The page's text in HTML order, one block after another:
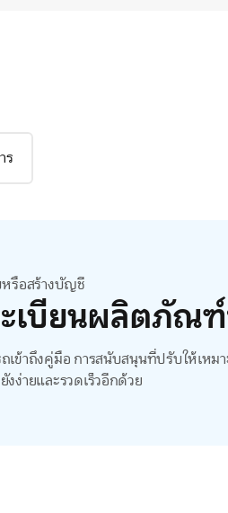
ร
หรือสร้างบัญชี
เบียนผลิตภัณ
เข้าถึงคู่มือ การสนับสนุนที่ปรับให้เหม
ง่ายและรวดเร็วอีกด้วย